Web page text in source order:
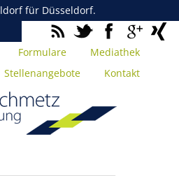
für Düsseldorf.
Formulare
Mediathek
Stellenangebote Kontakt